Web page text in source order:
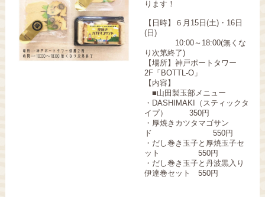
ります！
【日時】６月15日(土)・16日
(日)
10:00～18:00(無くな
り次第終了)
【場所】神戸ポートタワー
2F「BOTTL-O」
【内容】
■山田製玉部メニュー
・DASHIMAKI（スティックタ
イプ） 350円
・厚焼きカツタマゴサン
ド 550円
・だし巻き玉子と厚焼玉子セ
ット 550円
・だし巻き玉子と丹波黒入り
伊達巻セット 550円